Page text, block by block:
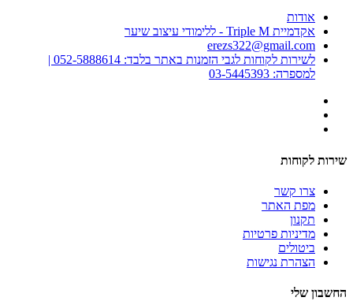
אודות
אקדמיית Triple M - ללימודי עיצוב שיער
erezs322@gmail.com
לשירות לקוחות לגבי הזמנות באתר בלבד: 052-5888614 |
למספרה: 03-5445393
שירות לקוחות
צרו קשר
מפת האתר
תקנון
מדיניות פרטיות
ביטולים
הצהרת נגישות
החשבון שלי